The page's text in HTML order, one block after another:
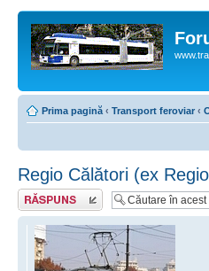
Prima pagină ‹ Transport feroviar ‹
Regio Călători (ex
Răspunde